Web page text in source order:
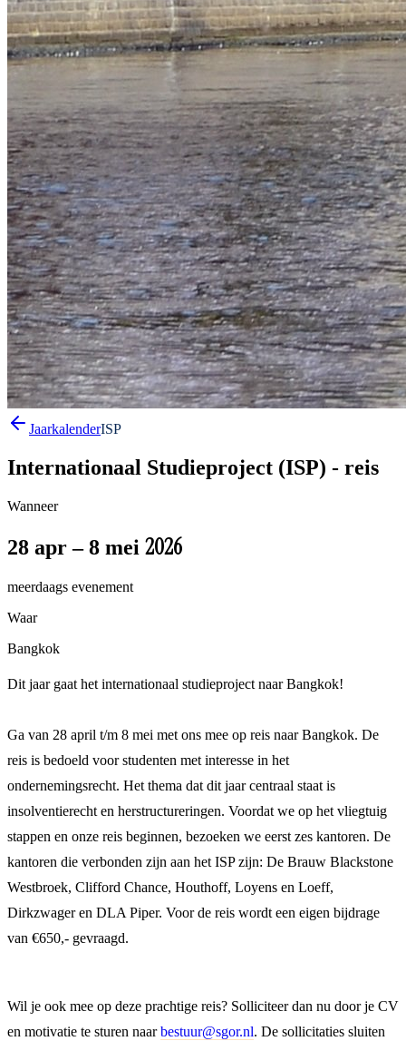
JaarkalenderISP
Internationaal Studieproject (ISP) - reis
Wanneer
28 apr – 8 mei 2026
meerdaags evenement
Waar
Bangkok
Dit jaar gaat het internationaal studieproject naar Bangkok!
Ga van 28 april t/m 8 mei met ons mee op reis naar Bangkok. De
reis is bedoeld voor studenten met interesse in het
ondernemingsrecht. Het thema dat dit jaar centraal staat is
insolventierecht en herstructureringen. Voordat we op het vliegtuig
stappen en onze reis beginnen, bezoeken we eerst zes kantoren. De
kantoren die verbonden zijn aan het ISP zijn: De Brauw Blackstone
Westbroek, Clifford Chance, Houthoff, Loyens en Loeff,
Dirkzwager en DLA Piper. Voor de reis wordt een eigen bijdrage
van €650,- gevraagd.
Wil je ook mee op deze prachtige reis? Solliciteer dan nu door je CV
en motivatie te sturen naarbestuur@sgor.nl. De sollicitaties sluiten